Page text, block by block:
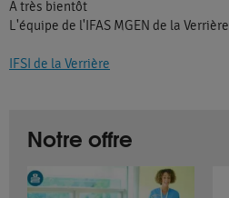
A très bientôt
L'équipe de l'IFAS MGEN de la Verrière
IFSI de la Verrière
Notre offre